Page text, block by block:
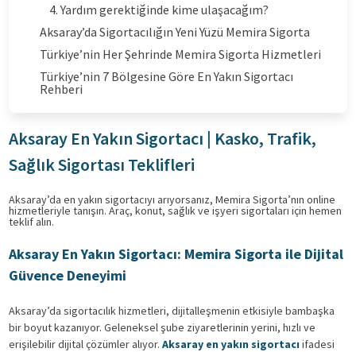
4. Yardım gerektiğinde kime ulaşacağım?
Aksaray’da Sigortacılığın Yeni Yüzü Memira Sigorta
Türkiye’nin Her Şehrinde Memira Sigorta Hizmetleri
Türkiye’nin 7 Bölgesine Göre En Yakın Sigortacı
Rehberi
Aksaray En Yakın Sigortacı | Kasko, Trafik,
Sağlık Sigortası Teklifleri
Aksaray’da en yakın sigortacıyı arıyorsanız, Memira Sigorta’nın online
hizmetleriyle tanışın. Araç, konut, sağlık ve işyeri sigortaları için hemen
teklif alın.
Aksaray En Yakın Sigortacı: Memira Sigorta ile Dijital
Güvence Deneyimi
Aksaray’da sigortacılık hizmetleri, dijitalleşmenin etkisiyle bambaşka
bir boyut kazanıyor. Geleneksel şube ziyaretlerinin yerini, hızlı ve
erişilebilir dijital çözümler alıyor. Aksaray en yakın sigortacı ifadesi